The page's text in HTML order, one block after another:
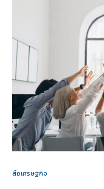
สื่อเศรษฐกิจ